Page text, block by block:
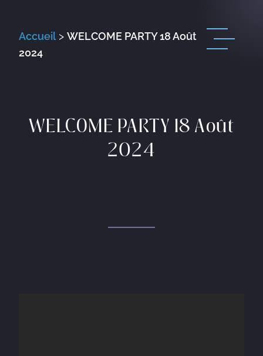
Accueil> WELCOME PARTY 18 Août
2024
WELCOME PARTY 18 Août
2024